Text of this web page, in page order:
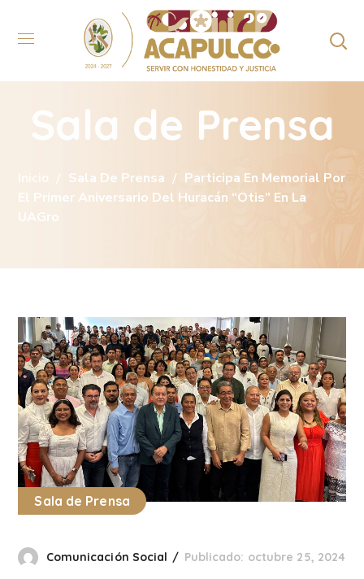
Sala de Prensa
Inicio Sala De Prensa
Participa En Memorial Por
El Primer Aniversario Del Huracán “Otis” En La
UAGro
Sala de Prensa
Comunicación Social Publicado: octubre 25, 2024